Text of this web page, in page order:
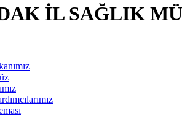
İL SAĞLIK